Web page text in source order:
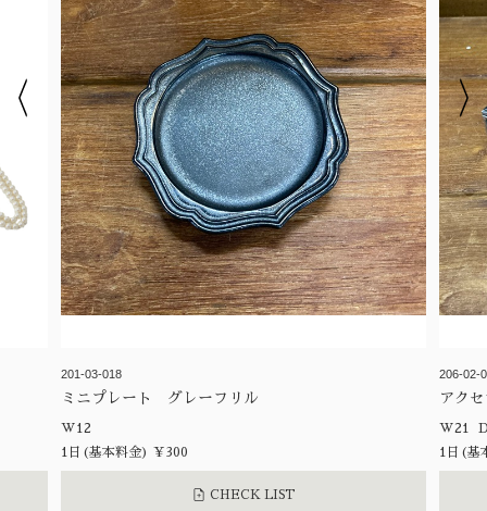
201-03-018
ミニプレート グレーフリル
W12
1日(基本料金) ¥300
CHECK LIST
206-02-
アク
1日(基